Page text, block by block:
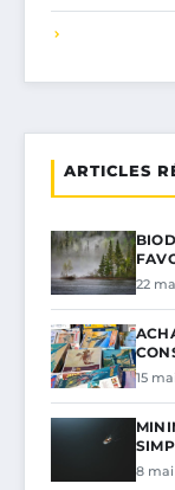
ARTICLES
22
15
8 mai